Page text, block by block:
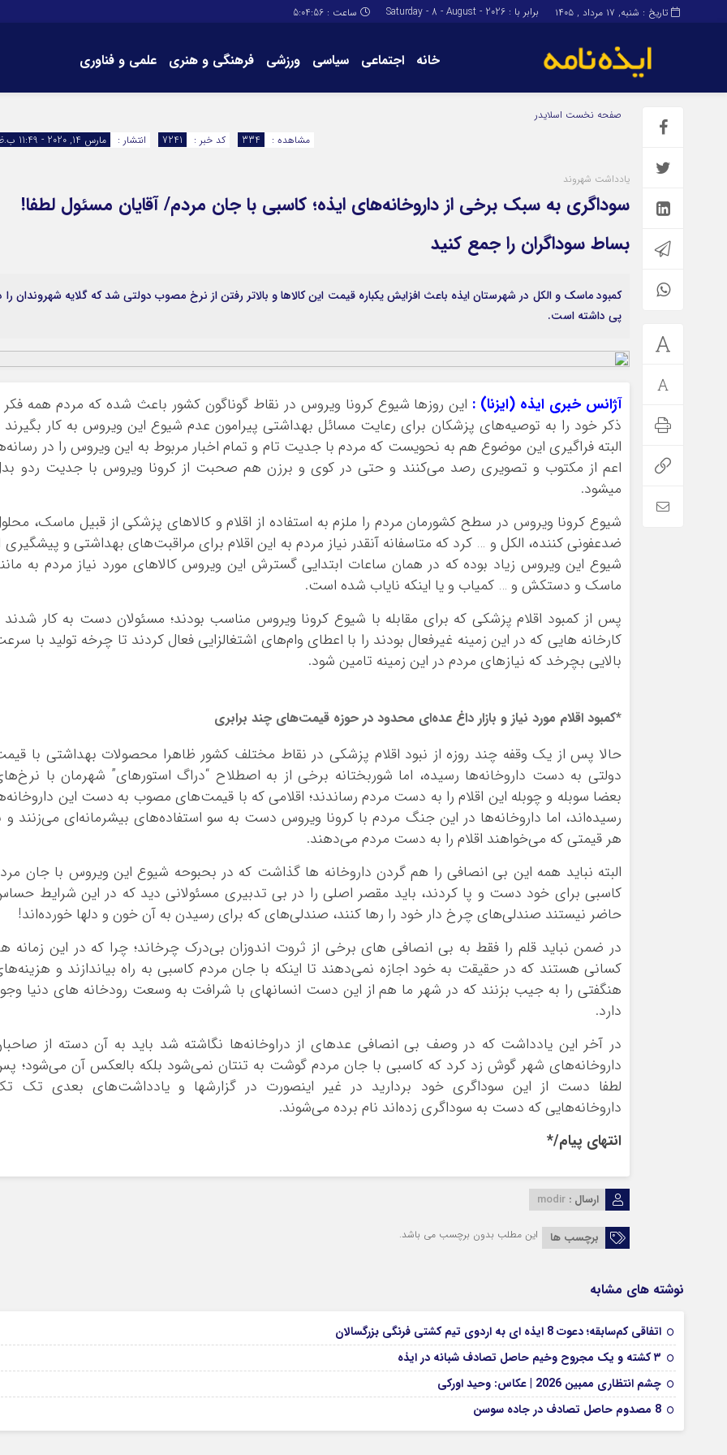
تاریخ : شنبه, ۱۷ مرداد , ۱۴۰۵ برابر با : Saturday - 8 - August - 2026 ساعت : 5:04:57
خانه اجتماعی سیاسی ورزشی فرهنگی و هنری علمی و فناوری
برگه نمونهصفحه نخست اسلایدر
انتشار :
مارس 14, 2020 - 11:49 ب.ظ کد خبر : 7241 مشاهده : 334
یادداشت شهروند
سوداگری به سبک برخی از داروخانه‌های ایذه؛ کاسبی با جان مردم/ آقایان مسئول لطفا!
بساط سوداگران را جمع کنید
کمبود ماسک و الکل در شهرستان ایذه باعث افزایش یکباره قیمت‌ این کالاها و بالاتر رفتن از نرخ مصوب دولتی شد که گلایه شهروندان را
پی داشته است.
آژانس خبری ایذه (ایزنا) : این روزها شیوع کرونا ویروس در نقاط گوناگون کشور باعث شده که مردم همه فکر
ذکر خود را به توصیه‌های پزشکان برای رعایت مسائل بهداشتی پیرامون عدم شیوع این ویروس به کار بگیرند
البته فراگیری این موضوع هم به نحویست که مردم با جدیت تام و تمام اخبار مربوط به این ویروس را در
اعم از مکتوب و تصویری رصد می‌کنند و حتی در کوی و برزن هم صحبت از کرونا ویروس با جدیت ردو
میشود.
شیوع کرونا ویروس در سطح کشورمان مردم را ملزم به استفاده از اقلام و کالاهای پزشکی از قبیل ماسک،
ضدعفونی کننده، الکل و … کرد که متاسفانه آنقدر نیاز مردم به این اقلام برای مراقبت‌های بهداشتی و پیشگیری
شیوع این ویروس زیاد بوده که در همان ساعات ابتدایی گسترش این ویروس کالاهای مورد نیاز مردم به
ماسک و دستکش و … کمیاب و یا اینکه نایاب شده است.
پس از کمبود اقلام پزشکی که برای مقابله با شیوع کرونا ویروس مناسب بودند؛ مسئولان دست به کار شدند
کارخانه هایی که در این زمینه غیرفعال بودند را با اعطای وام‌های اشتغالزایی فعال کردند تا چرخه تولید با
بالایی بچرخد که نیازهای مردم در این زمینه تامین شود.
*کمبود اقلام مورد نیاز و بازار داغ عده‌ای محدود در حوزه قیمت‌های چند برابری
حالا پس از یک وقفه چند روزه از نبود اقلام پزشکی در نقاط مختلف کشور ظاهرا محصولات بهداشتی با
دولتی به دست داروخانه‌ها رسیده، اما شوربختانه برخی از به اصطلاح “دراگ استورهای” شهرمان با
بعضا سوبله و چوبله این اقلام را به دست مردم رساندند؛ اقلامی که با قیمت‌های مصوب به دست این
رسیده‌اند، اما داروخانه‌ها در این جنگ مردم با کرونا ویروس دست به سو استفاده‌های بیشرمانه‌ای می‌زنند و
هر قیمتی که می‌خواهند اقلام را به دست مردم می‌دهند.
البته نباید همه این بی انصافی را هم گردن داروخانه ها گذاشت که در بحبوحه شیوع این ویروس با جان
کاسبی برای خود دست و پا کردند، باید مقصر اصلی را در بی تدبیری مسئولانی دید که در این شرایط
حاضر نیستند صندلی‌های چرخ دار خود را رها کنند، صندلی‌های که برای رسیدن به آن خون و دلها خورده‌اند!
در ضمن نباید قلم را فقط به بی انصافی های برخی از ثروت اندوزان بی‌درک چرخاند؛ چرا که در این زمانه
کسانی هستند که در حقیقت به خود اجازه نمی‌دهند تا اینکه با جان مردم کاسبی به راه بیاندازند و
هنگفتی را به جیب بزنند که در شهر ما هم از این دست انسانهای با شرافت به وسعت رودخانه های دنیا
دارد.
در آخر این یادداشت که در وصف بی انصافی عدهای از دراوخانه‌ها نگاشته شد باید به آن دسته از
داروخانه‌های شهر گوش زد کرد که کاسبی با جان مردم گوشت به تنتان نمی‌شود بلکه بالعکس آن می‌شود؛
لطفا دست از این سوداگری خود بردارید در غیر اینصورت در گزارشها و یادداشت‌های بعدی تک
داروخانه‌هایی که دست به سوداگری زده‌اند نام برده می‌شوند.
انتهای پیام/*
ارسال : modir
برچسب ها این مطلب بدون برچسب می باشد.
نوشته های مشابه
اتفاقی کم‌سابقه؛ دعوت 8 ایذه ای به اردوی تیم کشتی فرنگی بزرگسالان
۳ کشته و یک مجروح وخیم حاصل تصادف شبانه در ایذه
چشم انتظاری ممبین 2026 | عکاس: وحید اورکی
8 مصدوم حاصل تصادف در جاده سوسن